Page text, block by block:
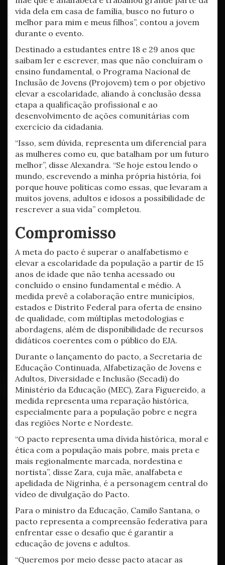
vida dela em casa de família, busco no futuro o
melhor para mim e meus filhos”, contou a jovem
durante o evento.
Destinado a estudantes entre 18 e 29 anos que
saibam ler e escrever, mas que não concluíram o
ensino fundamental, o Programa Nacional de
Inclusão de Jovens (Projovem) tem o por objetivo
elevar a escolaridade, aliando à conclusão dessa
etapa a qualificação profissional e ao
desenvolvimento de ações comunitárias com
exercício da cidadania.
“Isso, sem dúvida, representa um diferencial para
as mulheres como eu, que batalham por um futuro
melhor”, disse Alexandra. “Se hoje estou lendo o
mundo, escrevendo a minha própria história, foi
porque houve politicas como essas, que levaram a
muitos jovens, adultos e idosos a possibilidade de
rescrever a sua vida” completou.
Compromisso
A meta do pacto é superar o analfabetismo e
elevar a escolaridade da população a partir de 15
anos de idade que não tenha acessado ou
concluído o ensino fundamental e médio. A
medida prevê a colaboração entre municípios,
estados e Distrito Federal para oferta de ensino
de qualidade, com múltiplas metodologias e
abordagens, além de disponibilidade de recursos
didáticos coerentes com o público do EJA.
Durante o lançamento do pacto, a Secretaria de
Educação Continuada, Alfabetização de Jovens e
Adultos, Diversidade e Inclusão (Secadi) do
Ministério da Educação (MEC), Zara Figuereido, a
medida representa uma reparação histórica,
especialmente para a população pobre e negra
das regiões Norte e Nordeste.
“O pacto representa uma dívida histórica, moral e
ética com a população mais pobre, mais preta e
mais regionalmente marcada, nordestina e
nortista”, disse Zara, cuja mãe, analfabeta e
apelidada de Nigrinha, é a personagem central do
vídeo de divulgação do Pacto.
Para o ministro da Educação, Camilo Santana, o
pacto representa a compreensão federativa para
enfrentar esse o desafio que é garantir a
educação de jovens e adultos.
“Queremos por meio desse pacto atacar as